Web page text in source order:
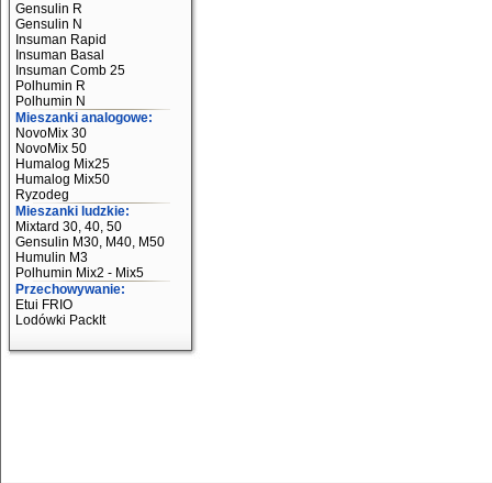
Gensulin R
Gensulin N
Insuman Rapid
Insuman Basal
Insuman Comb 25
Polhumin R
Polhumin N
Mieszanki analogowe:
NovoMix 30
NovoMix 50
Humalog Mix25
Humalog Mix50
Ryzodeg
Mieszanki ludzkie:
Mixtard 30, 40, 50
Gensulin M30, M40, M50
Humulin M3
Polhumin Mix2 - Mix5
Przechowywanie:
Etui FRIO
Lodówki PackIt